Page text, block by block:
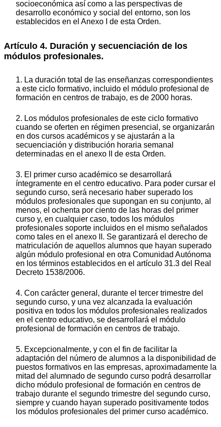
socioeconómica así como a las perspectivas de
desarrollo económico y social del entorno, son los
establecidos en el Anexo I de esta Orden.
Artículo 4. Duración y secuenciación de los
módulos profesionales.
1. La duración total de las enseñanzas correspondientes
a este ciclo formativo, incluido el módulo profesional de
formación en centros de trabajo, es de 2000 horas.
2. Los módulos profesionales de este ciclo formativo
cuando se oferten en régimen presencial, se organizarán
en dos cursos académicos y se ajustarán a la
secuenciación y distribución horaria semanal
determinadas en el anexo II de esta Orden.
3. El primer curso académico se desarrollará
íntegramente en el centro educativo. Para poder cursar el
segundo curso, será necesario haber superado los
módulos profesionales que supongan en su conjunto, al
menos, el ochenta por ciento de las horas del primer
curso y, en cualquier caso, todos los módulos
profesionales soporte incluidos en el mismo señalados
como tales en el anexo II. Se garantizará el derecho de
matriculación de aquellos alumnos que hayan superado
algún módulo profesional en otra Comunidad Autónoma
en los términos establecidos en el artículo 31.3 del Real
Decreto 1538/2006.
4. Con carácter general, durante el tercer trimestre del
segundo curso, y una vez alcanzada la evaluación
positiva en todos los módulos profesionales realizados
en el centro educativo, se desarrollará el módulo
profesional de formación en centros de trabajo.
5. Excepcionalmente, y con el fin de facilitar la
adaptación del número de alumnos a la disponibilidad de
puestos formativos en las empresas, aproximadamente la
mitad del alumnado de segundo curso podrá desarrollar
dicho módulo profesional de formación en centros de
trabajo durante el segundo trimestre del segundo curso,
siempre y cuando hayan superado positivamente todos
los módulos profesionales del primer curso académico.